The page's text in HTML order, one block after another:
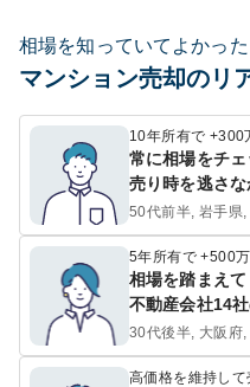
相場を知っていてよかった
マンション売却のリ
10年所有で +300
常に相場をチ
売り時を逃さな
50代前半, 岩手県
5年所有で +500万
相場を踏まえて
不動産会社14
30代後半, 大阪府
高価格を維持して